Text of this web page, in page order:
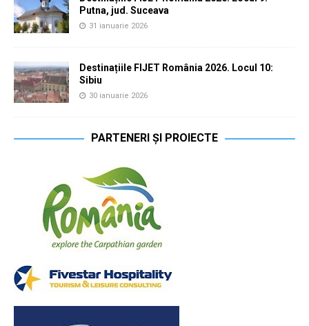
Putna, jud. Suceava
31 ianuarie 2026
Destinațiile FIJET România 2026. Locul 10:
Sibiu
30 ianuarie 2026
PARTENERI ȘI PROIECTE